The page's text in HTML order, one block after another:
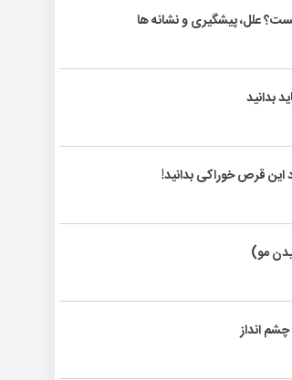
علل، پیشگیری و نشانه ها
بدانید
این قرص خوراکی بدانید!
مو)
انداز